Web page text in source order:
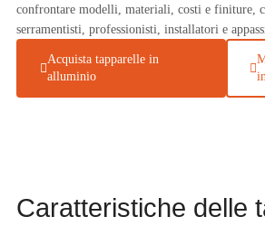
confrontare modelli, materiali, costi e finiture,
serramentisti, professionisti, installatori e
Acquista tapparelle in
alluminio
Caratteristiche delle